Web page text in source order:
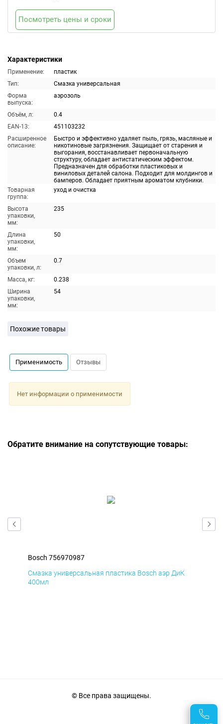
Характеристики
Применение:
пластик
Тип:
Смазка универсальная
Форма
выпуска:
аэрозоль
Объём, л:
0.4
EAN-13:
451103232
Расширенное
описание:
Быстро и эффективно удаляет пыль, грязь, масляные и
никотиновые загрязнения. Защищает от старения и
выгорания, восстанавливает первоначальную
структуру, обладает антистатическим эффектом.
Предназначен для обработки пластиковых и
виниловых деталей салона. Подходит для молдингов и
бамперов. Обладает приятным ароматом клубники.
Товарная
группа:
уход и очистка
Высота
упаковки,
мм:
235
Длина
упаковки,
мм:
50
Объем
упаковки, л:
0.7
Масса, кг:
0.238
Ширина
упаковки,
мм:
54
Посмотреть цены и сроки
Похожие товары
Применимость Отзывы
Нет информации о применимости
Обратите внимание на сопутствующие товары:
Bosch 756970987
Смазка универсальная пластика Bosch аэр ДиК
400мл
© Все права защищены.